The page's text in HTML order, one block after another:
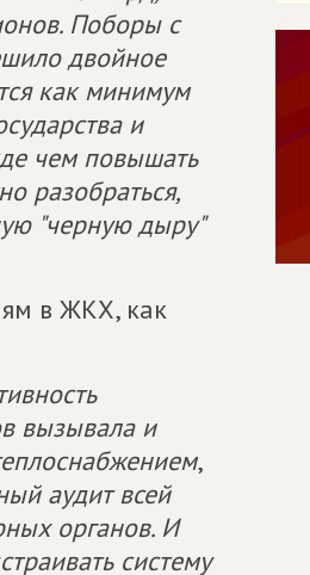
Поборы с
двойное
как минимум
и
чем повышать
разобраться,
"черную дыру"
в ЖКХ, как
вызывала и
,
аудит всей
органов. И
систему